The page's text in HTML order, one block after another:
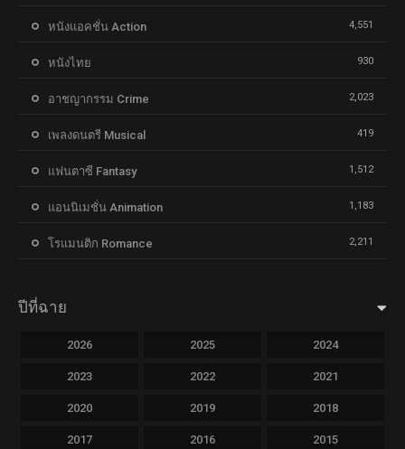
หนังแอคชั่น Action 4,551
หนังไทย 930
อาชญากรรม Crime 2,023
เพลงดนตรี Musical 419
แฟนตาซี Fantasy 1,512
แอนนิเมชั่น Animation 1,183
โรแมนติก Romance 2,211
ปีที่ฉาย
2026 2025 2024
2023 2022 2021
2020 2019 2018
2017 2016 2015